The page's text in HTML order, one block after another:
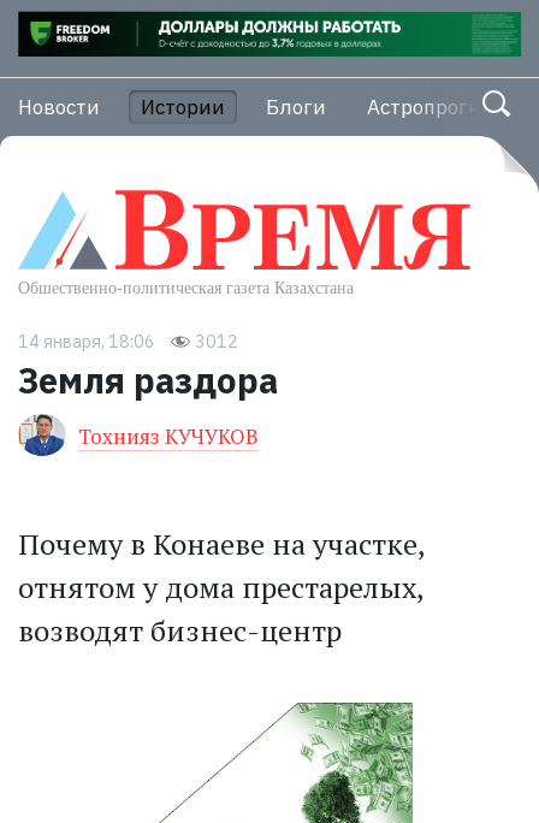
Новости Истории Блоги Астропрогноз
14 января, 18:06 3012
Земля раздора
Тохнияз КУЧУКОВ
Почему в Конаеве на участке,
отнятом у дома престарелых,
возводят бизнес-центр